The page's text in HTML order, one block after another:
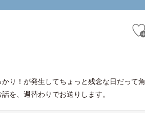
り！が発生してちょっと残念な日だって角
を、週替わりでお送りします。